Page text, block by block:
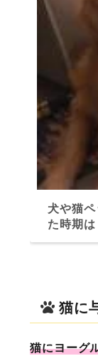
犬や猫
た時期
猫に
猫にヨーグ